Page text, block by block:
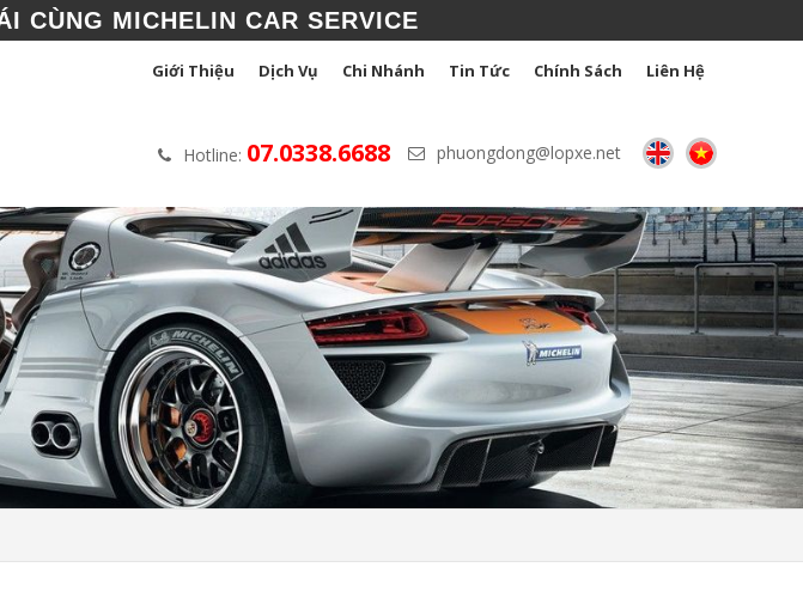
CÙNG MICHELIN CAR SERVICE
Giới Thiệu Dịch Vụ Chi Nhánh Tin Tức Chính Sách Liên Hệ
Hotline: 07.0338.6688 phuongdong@lopxe.net